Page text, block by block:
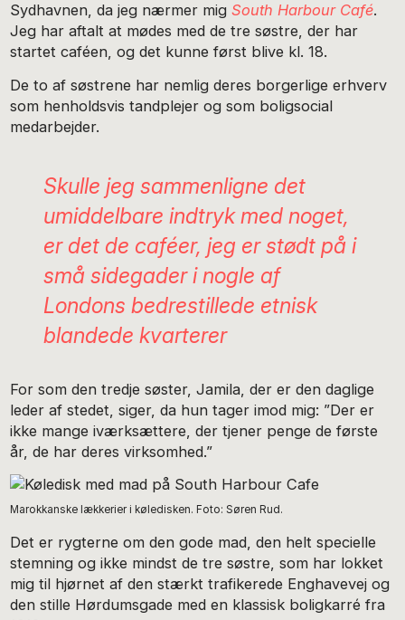
Sydhavnen, da jeg nærmer migSouth Harbour Café.
Jeg har aftalt at mødes med de tre søstre, der har
startet caféen, og det kunne først blive kl. 18.
De to af søstrene har nemlig deres borgerlige erhverv
som henholdsvis tandplejer og som boligsocial
medarbejder.
Skulle jeg sammenligne det
umiddelbare indtryk med noget,
er det de caféer, jeg er stødt på i
små sidegader i nogle af
Londons bedrestillede etnisk
blandede kvarterer
For som den tredje søster, Jamila, der er den daglige
leder af stedet, siger, da hun tager imod mig: ”Der er
ikke mange iværksættere, der tjener penge de første
år, de har deres virksomhed.”
Marokkanske lækkerier i køledisken. Foto: Søren Rud.
Det er rygterne om den gode mad, den helt specielle
stemning og ikke mindst de tre søstre, som har lokket
mig til hjørnet af den stærkt trafikerede Enghavevej og
den stille Hørdumsgade med en klassisk boligkarré fra